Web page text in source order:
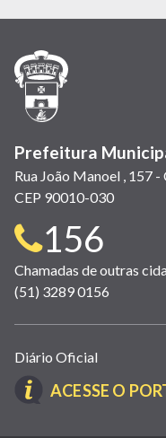
em
janela)
em
em
Prefeitura
Rua João Manoel , 157
CEP 90010-030
Telefone
para
contato:
156
Chamadas de outras
(51) 3289 0156
Links
úteis
(abrem
Diário Oficial
ACESSE O